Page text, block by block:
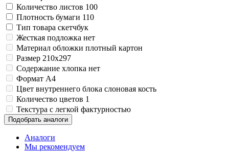
Количество листов 100
Плотность бумаги 110
Тип товара скетчбук
Жесткая подложка нет
Материал обложки плотный картон
Размер 210x297
Содержание хлопка нет
Формат A4
Цвет внутреннего блока слоновая кость
Количество цветов 1
Текстура с легкой фактурностью
Подобрать аналоги
Аналоги
Мы рекомендуем